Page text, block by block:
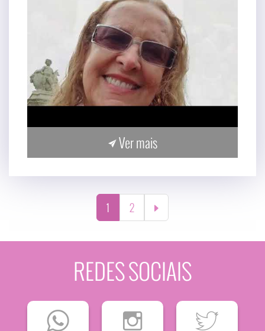
Ver mais
1 (current)
2
REDES SOCIAIS